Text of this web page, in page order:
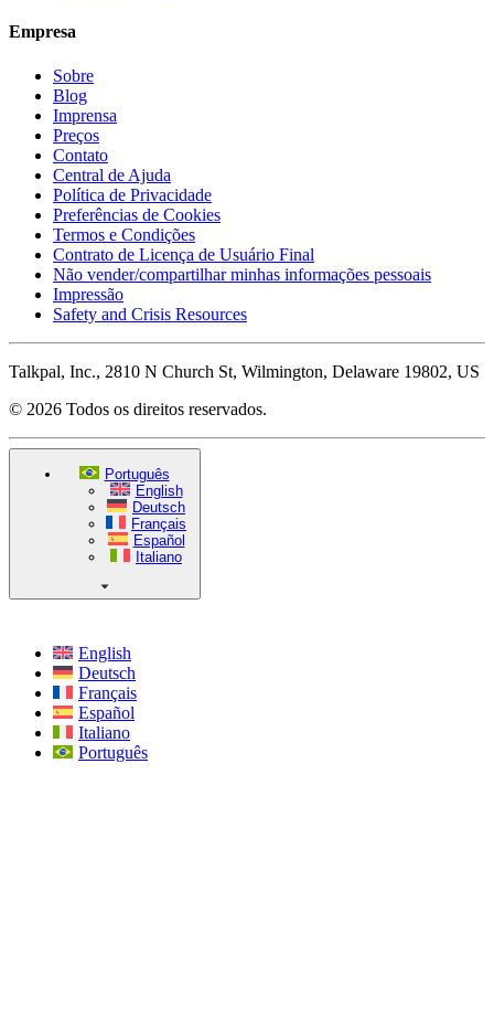
Empresa
Sobre
Blog
Imprensa
Preços
Contato
Central de Ajuda
Política de Privacidade
Preferências de Cookies
Termos e Condições
Contrato de Licença de Usuário Final
Não vender/compartilhar minhas informações pessoais
Impressão
Safety and Crisis Resources
Talkpal, Inc., 2810 N Church St, Wilmington, Delaware 19802, US
© 2026 Todos os direitos reservados.
Português
English
Deutsch
Français
Español
Italiano
English
Deutsch
Français
Español
Italiano
Português